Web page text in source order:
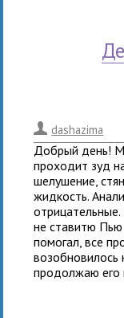
. dashazima
Добрый день!
проходит зуд
шелушение,
жидкость.
не ставитю
помогал, все
возобновилось
продолжаю его